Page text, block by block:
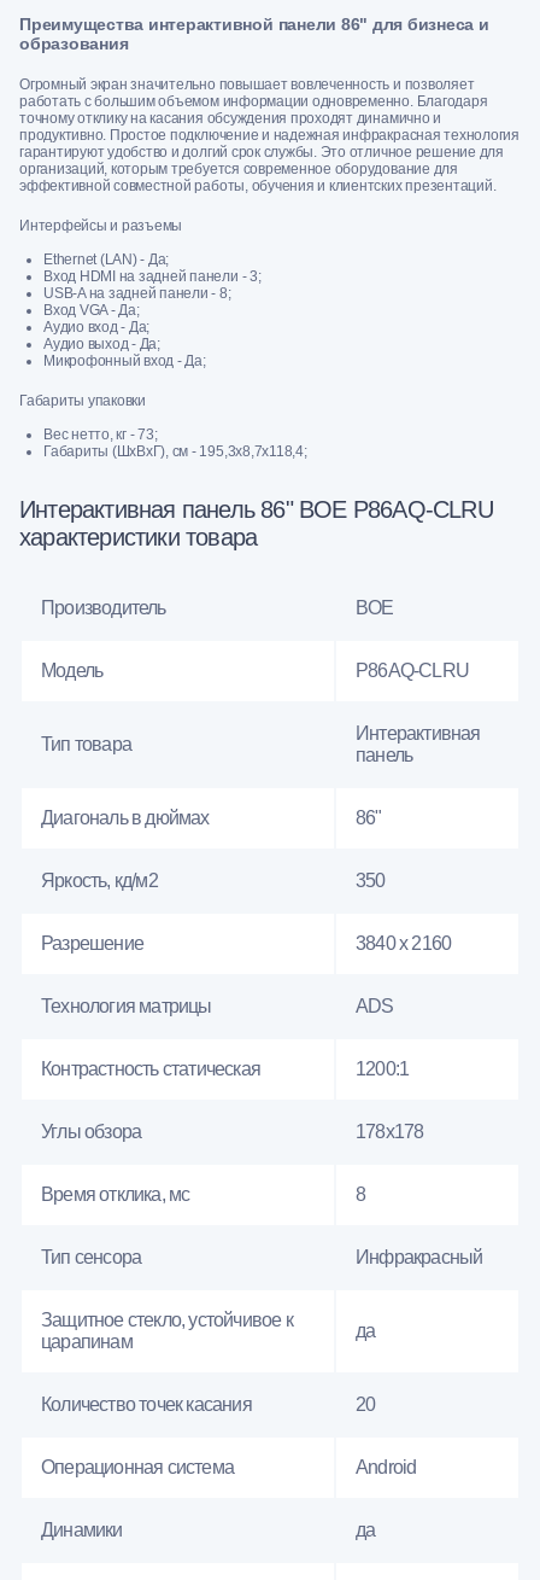
Преимущества интерактивной панели 86" для бизнеса и
образования
Огромный экран значительно повышает вовлеченность и позволяет
работать с большим объемом информации одновременно. Благодаря
точному отклику на касания обсуждения проходят динамично и
продуктивно. Простое подключение и надежная инфракрасная технология
гарантируют удобство и долгий срок службы. Это отличное решение для
организаций, которым требуется современное оборудование для
эффективной совместной работы, обучения и клиентских презентаций.
Интерфейсы и разъемы
Ethernet (LAN) - Да;
Вход HDMI на задней панели - 3;
USB-A на задней панели - 8;
Вход VGA - Да;
Аудио вход - Да;
Аудио выход - Да;
Микрофонный вход - Да;
Габариты упаковки
Вес нетто, кг - 73;
Габариты (ШxВxГ), см - 195,3x8,7x118,4;
Интерактивная панель 86" BOE P86AQ-CLRU
характеристики товара
Производитель BOE
Модель P86AQ-CLRU
Тип товара
Интерактивная
панель
Диагональ в дюймах 86"
Яркость, кд/м2 350
Разрешение 3840 x 2160
Технология матрицы ADS
Контрастность статическая 1200:1
Углы обзора 178x178
Время отклика, мс 8
Тип сенсора Инфракрасный
Защитное стекло, устойчивое к
царапинам
да
Количество точек касания 20
Операционная система Android
Динамики да